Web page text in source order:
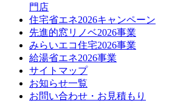
門店
住宅省エネ2026キャンペーン
先進的窓リノベ2026事業
みらいエコ住宅2026事業
給湯省エネ2026事業
サイトマップ
お知らせ一覧
お問い合わせ・お見積もり